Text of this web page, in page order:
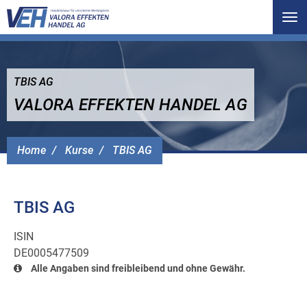
Home Kurse TBIS AG
TBIS AG
VALORA EFFEKTEN HANDEL AG
TBIS AG
ISIN
DE0005477509
Alle Angaben sind freibleibend und ohne Gewähr.